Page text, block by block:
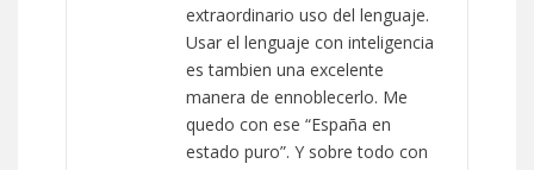
extraordinario uso del lenguaje.
Usar el lenguaje con inteligencia
es tambien una excelente
manera de ennoblecerlo. Me
quedo con ese “España en
estado puro”. Y sobre todo con